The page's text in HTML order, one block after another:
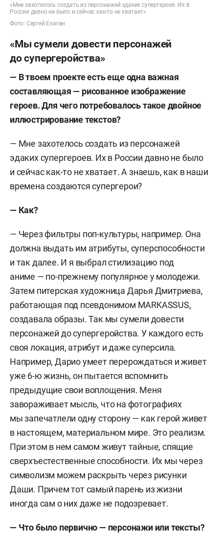
«Мне захотелось создать из персонажей эдаких супергероев. Их в
России давно не было и сейчас как-то не хватает»
Фото: Сергей Елагин
«Мы сумели довести персонажей
до супергеройства»
— В твоем проекте есть еще одна важная
составляющая — рисованное изображение
героев. Для чего потребовалось такое двойное
иллюстрирование текстов?
— Мне захотелось создать из персонажей
эдаких супергероев. Их в России давно не было
и сейчас как-то не хватает. А знаешь, как в наши
времена создаются супергерои?
— Как?
— Через фильтры поп-культуры, например. Она
должна выдать им атрибуты, суперспособности
и так далее. И я выбрал стилизацию под
аниме — по-прежнему популярное у молодежи.
Затем питерская художница Дарья Дмитриева,
работающая под псевдонимом MARKASSUS,
создавала образы. Так мы сумели довести
персонажей до супергеройства. У каждого есть
своя локация, атрибут и даже суперсила.
Например, Дарио умеет перерождаться и живет
уже 6-ю жизнь, он пытается вспомнить
предыдущие свои воплощения. Меня
завораживает мысль, что на фотографиях
мы запечатлели одну сторону — как герой живет
в настоящем, материальном мире. Это реализм.
При этом в нем самом живут тайные, спящие
сверхъестественные способности. Их мы через
символизм можем раскрыть через рисунки
Даши. Причем тот самый парень из жизни
иногда сам о них даже не подозревает.
— Что было первично — персонажи или тексты?